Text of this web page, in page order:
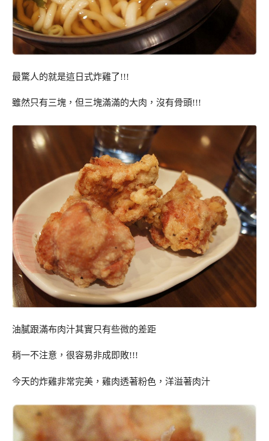
最驚人的就是這日式炸雞了!!!
雖然只有三塊，但三塊滿滿的大肉，沒有骨頭!!!
油膩跟滿布肉汁其實只有些微的差距
稍一不注意，很容易非成即敗!!!
今天的炸雞非常完美，雞肉透著粉色，洋溢著肉汁